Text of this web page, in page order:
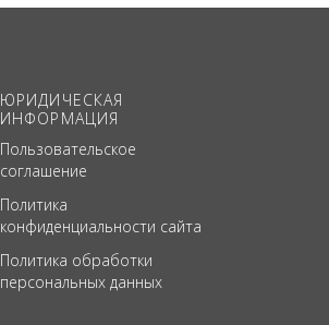
ЮРИДИЧЕСКАЯ
ИНФОРМАЦИЯ
Пользовательское
соглашение
Политика
конфиденциальности сайта
Политика обработки
персональных данных